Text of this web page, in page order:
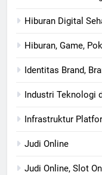
Hiburan Digital
Hiburan, Game,
Identitas Brand,
Industri Teknologi
Infrastruktur
Judi Online
Judi Online, Slot